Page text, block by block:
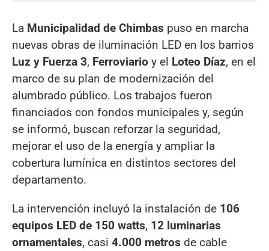
La Municipalidad de Chimbas puso en marcha
nuevas obras de iluminación LED en los barrios
Luz y Fuerza 3, Ferroviario y el Loteo Díaz, en el
marco de su plan de modernización del
alumbrado público. Los trabajos fueron
financiados con fondos municipales y, según
se informó, buscan reforzar la seguridad,
mejorar el uso de la energía y ampliar la
cobertura lumínica en distintos sectores del
departamento.
La intervención incluyó la instalación de 106
equipos LED de 150 watts, 12 luminarias
ornamentales, casi 4.000 metros de cable